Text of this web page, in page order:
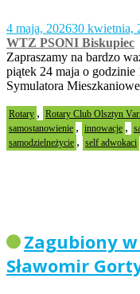
4 maja, 202630 kwietnia,
WTZ PSONI Biskupiec
Zapraszamy na bardzo
piątek 24 maja o godzinie
Symulatora
Rotary , Rotary Club Olsztyn
samostanowienie , innowacje ,
samodzielneżycie , self adwokaci
Zagubiony
Sławomir